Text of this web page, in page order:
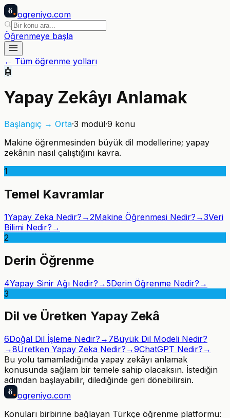
ö ogreniyo.com
Öğrenmeye başla
← Tüm öğrenme yolları
🤖
Yapay Zekâyı Anlamak
Başlangıç → Orta·3 modül·9 konu
Makine öğrenmesinden büyük dil modellerine; yapay
zekânın nasıl çalıştığını kavra.
1
Temel Kavramlar
1Yapay Zeka Nedir? →2Makine Öğrenmesi Nedir? →3Veri
Bilimi Nedir? →
2
Derin Öğrenme
4Yapay Sinir Ağı Nedir? →5Derin Öğrenme Nedir? →
3
Dil ve Üretken Yapay Zekâ
6Doğal Dil İşleme Nedir? → 7Büyük Dil Modeli Nedir?
→8Üretken Yapay Zeka Nedir? →9ChatGPT Nedir? →
Bu yolu tamamladığında yapay zekâyı anlamak
konusunda sağlam bir temele sahip olacaksın. İstediğin
adımdan başlayabilir, dilediğinde geri dönebilirsin.
ö ogreniyo.com
Konuları birbirine bağlayan Türkçe öğrenme platformu: